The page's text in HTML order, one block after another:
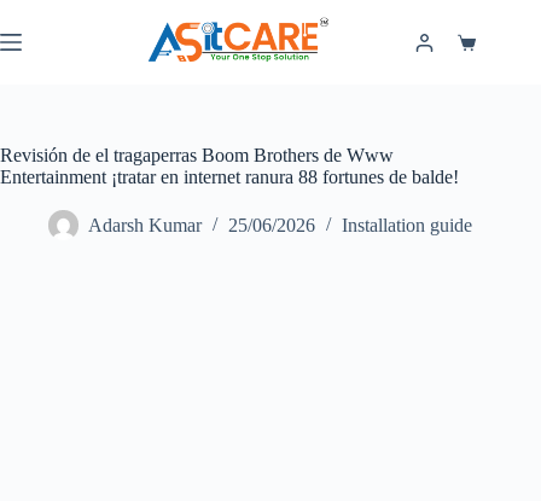
Revisión de el tragaperras Boom Brothers de Www
Entertainment ¡tratar en internet ranura 88 fortunes de balde!
Adarsh Kumar 25/06/2026 Installation guide